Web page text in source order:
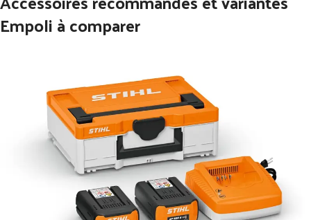
Empoli à comparer